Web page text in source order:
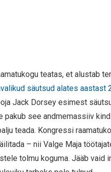
teatas, et alustab
säutsud alates aastast
Jack Dorsey esimest
pakub see andmemassiiv
teada. Kongressi
– nii Valge Maja
tolmu koguma. Jääb